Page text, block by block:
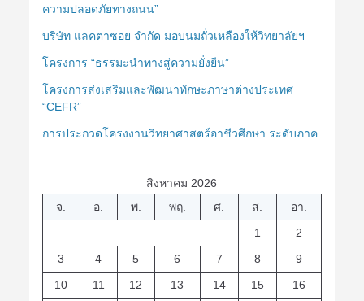
ความปลอดภัยทางถนน”
บริษัท แลคตาซอย จำกัด มอบนมถั่วเหลืองให้วิทยาลัยฯ
โครงการ “ธรรมะนำทางสู่ความยั่งยืน”
โครงการส่งเสริมและพัฒนาทักษะภาษาต่างประเทศ
“CEFR”
การประกวดโครงงานวิทยาศาสตร์อาชีวศึกษา ระดับภาค
สิงหาคม 2026
จ.
อ. พ. พฤ. ศ. ส.
อา.
1
2
3
4 5 6 7 8
9
10
11 12 13 14 15
16